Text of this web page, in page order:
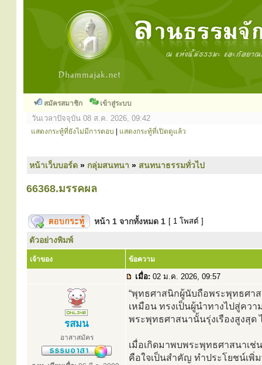
สมัครสมาชิก เข้าสู่ระบบ
วันเวลาปัจจุบัน 08 ส.ค. 2026, 09:42
แสดงกระทู้ที่ยังไม่มีการตอบ แสดงกระทู้ที่เปิดดูแล้ว
หน้าเว็บบอร์ด » กลุ่มสนทนา » สนทนาธรรมทั่วไป
66368.มรรคผล
หน้า 1 จากทั้งหมด 1 [ 1 โพสต์ ]
ตัวอย่างพิมพ์
เจ้าของ ข้อความ
เมื่อ: 02 ม.ค. 2026, 09:57
รสมน
อาสาสมัคร
“พุทธศาสนิกผู้นับถือพระพุทธศา
เหมือน ทรงเป็นผู้นำทางไปสู่ควา
พระพุทธศาสนานั้นรุ่งเรืองสูงสุด
เมื่อเกิดมาพบพระพุทธศาสนาเ
คือใจเป็นสำคัญ ทำประโยชน์เพิ่